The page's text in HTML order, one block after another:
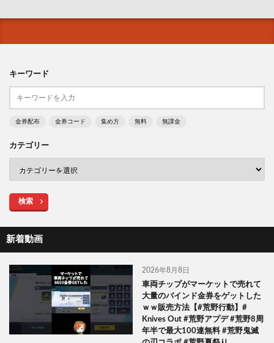
キーワード
金券配布 金券コード 集め方 無料 無課金
カテゴリー
検索
新着動画
2026年8月8日
車両チップがマーケットで売れて
大量のバインド金券をゲットした
ｗｗ販売方法【#荒野行動】#
Knives Out #荒野アプデ #荒野8周
年半で最大100連無料 #荒野鬼滅